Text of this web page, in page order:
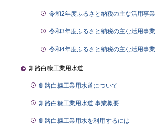
令和2年度ふるさと納税の主な活用事業
令和3年度ふるさと納税の主な活用事業
令和4年度ふるさと納税の主な活用事業
釧路白糠工業用水道
釧路白糠工業用水道について
釧路白糠工業用水道 事業概要
釧路白糠工業用水を利用するには